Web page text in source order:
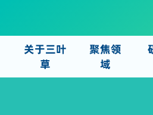
关于三叶
草
聚焦领
域